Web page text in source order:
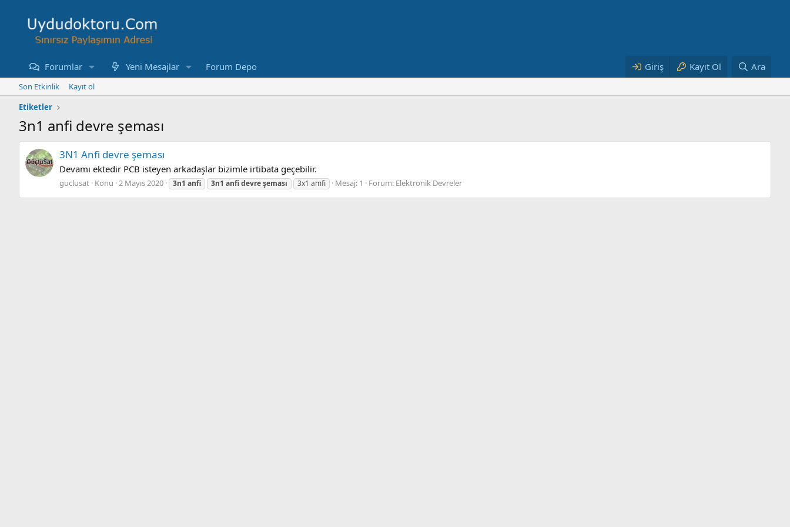
Forumlar Yeni Mesajlar Forum Depo Giriş Kayıt Ol Ara
Son Etkinlik
Kayıt ol
Etiketler
3n1 anfi devre şeması
3N1 Anfi devre şeması
Devamı ektedir PCB isteyen arkadaşlar bizimle irtibata geçebilir.
guclusat Konu 2 Mayıs 2020 3n1 anfi 3n1 anfidevreşeması 3x1 amfi Mesaj: 1 Forum: Elektronik Devreler